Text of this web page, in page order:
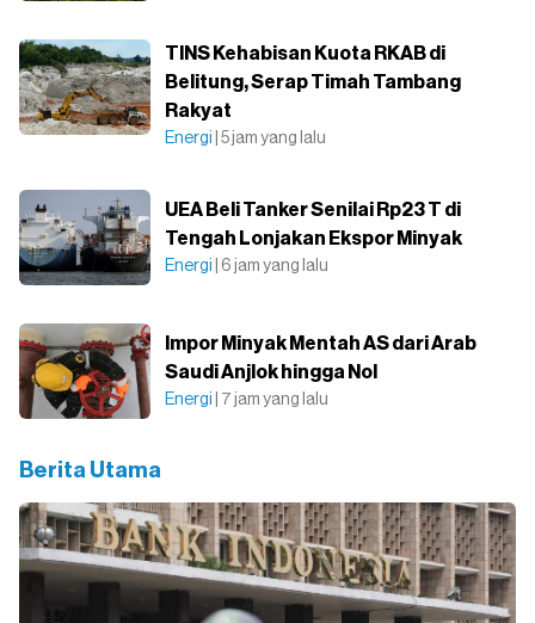
TINS Kehabisan Kuota RKAB di
Belitung, Serap Timah Tambang
Rakyat
Energi | 5 jam yang lalu
UEA Beli Tanker Senilai Rp23 T di
Tengah Lonjakan Ekspor Minyak
Energi | 6 jam yang lalu
Impor Minyak Mentah AS dari Arab
Saudi Anjlok hingga Nol
Energi | 7 jam yang lalu
Berita Utama